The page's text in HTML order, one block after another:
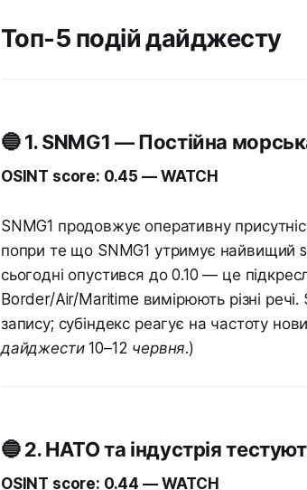
Топ-5 подій дайджесту
🔵 1. SNMG1 — Постійна
OSINT score: 0.45 — WATCH
SNMG1 продовжує оперативну
попри те що SNMG1 утримує найвищий
сьогодні опустився до 0.10 — це
Border/Air/Maritime вимірюють різні речі.
запису; субіндекс реагує на частоту
дайджести 10–12 червня.)
🔵 2. НАТО та індустрія
OSINT score: 0.44 — WATCH